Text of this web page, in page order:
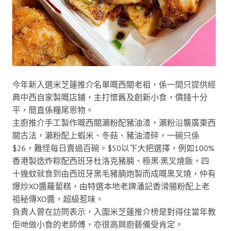
今年新入選米芝蓮推介名單嘅西關老祖，係一間只提供經
典中西自家製嘅店鋪，主打懷舊及創新小食，價錢十分
平，簡直係糧尾恩物。
主廚推介手工製作嘅西關瀨粉配豬油渣，瀨粉沿襲廣東西
關古法，瀨粉配上蝦米、冬菇、豬油渣碎，一碗只係
$26，難怪每日賣過百碗。$50以下大把選擇，例如100%
香港製造炸粽配西班牙杜洛克豬腩、極黑·黑叉燒飯，四
十幾蚊就食到由西班牙黑毛豬腩炮製而成嘅黑叉燒，仲有
爆炒XO醬蘿蔔糕，由特選本地老牌潘記香滑腸粉配上老
祖秘傳XO醬，超級惹味。
負責人曾在訪問表示，入圍米芝蓮推介榜是對得住當年教
佢哋做小食的老師傅，亦很高興廚藝備受肯定。